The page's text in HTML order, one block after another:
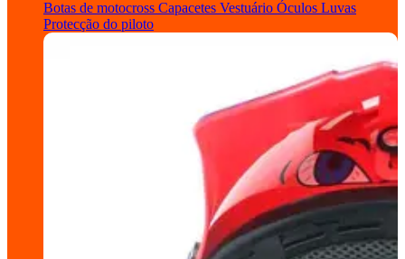
Botas de motocross Capacetes Vestuário Óculos Luvas
Protecção do piloto